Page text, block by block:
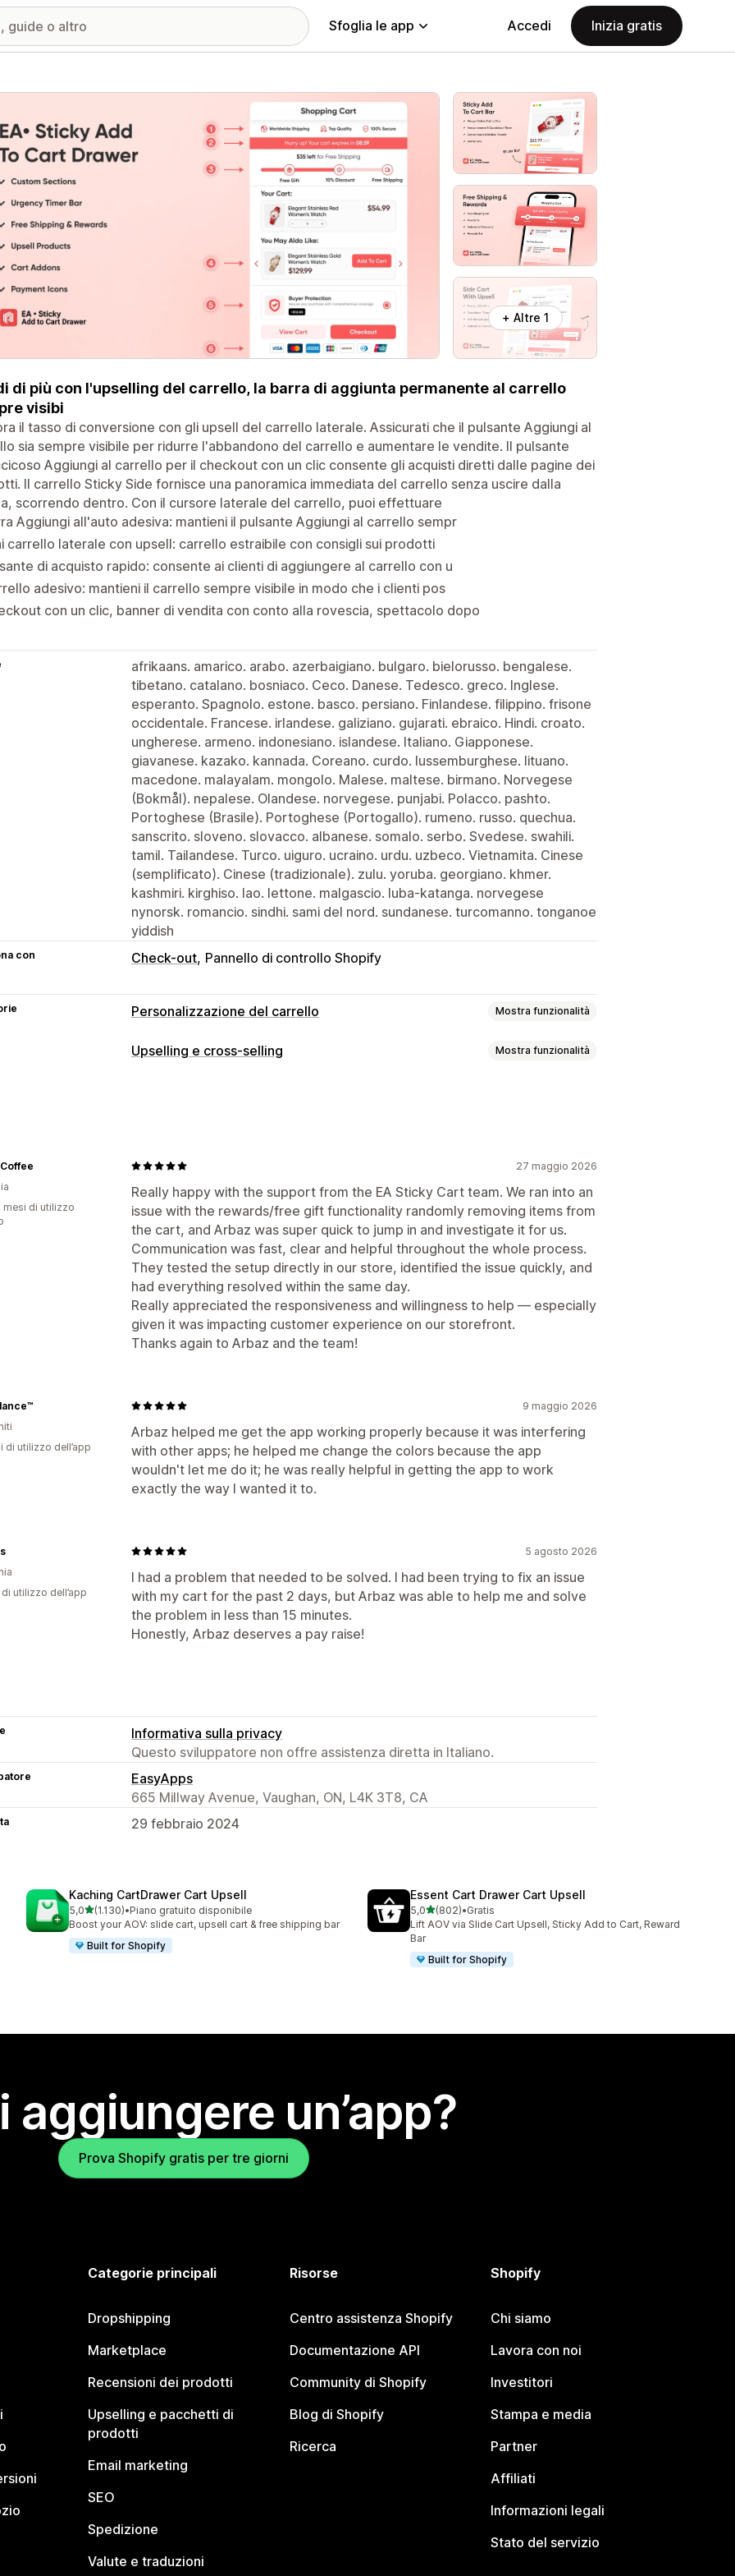
Sfoglia le app Accedi Inizia gratis
immagini in evidenza
+ Altre 1
di più con l'upselling del carrello, la barra di aggiunta permanente al carrello
visibi
il tasso di conversione con gli upsell del carrello laterale. Assicurati che il pulsante Aggiungi al
sia sempre visibile per ridurre l'abbandono del carrello e aumentare le vendite. Il pulsante
Aggiungi al carrello per il checkout con un clic consente gli acquisti diretti dalle pagine dei
Il carrello Sticky Side fornisce una panoramica immediata del carrello senza uscire dalla
scorrendo dentro. Con il cursore laterale del carrello, puoi effettuare
Aggiungi all'auto adesiva: mantieni il pulsante Aggiungi al carrello sempr
carrello laterale con upsell: carrello estraibile con consigli sui prodotti
di acquisto rapido: consente ai clienti di aggiungere al carrello con u
adesivo: mantieni il carrello sempre visibile in modo che i clienti pos
con un clic, banner di vendita con conto alla rovescia, spettacolo dopo
afrikaans. amarico. arabo. azerbaigiano. bulgaro. bielorusso. bengalese.
tibetano. catalano. bosniaco. Ceco. Danese. Tedesco. greco. Inglese.
esperanto. Spagnolo. estone. basco. persiano. Finlandese. filippino. frisone
occidentale. Francese. irlandese. galiziano. gujarati. ebraico. Hindi. croato.
ungherese. armeno. indonesiano. islandese. Italiano. Giapponese.
giavanese. kazako. kannada. Coreano. curdo. lussemburghese. lituano.
macedone. malayalam. mongolo. Malese. maltese. birmano. Norvegese
(Bokmål). nepalese. Olandese. norvegese. punjabi. Polacco. pashto.
Portoghese (Brasile). Portoghese (Portogallo). rumeno. russo. quechua.
sanscrito. sloveno. slovacco. albanese. somalo. serbo. Svedese. swahili.
tamil. Tailandese. Turco. uiguro. ucraino. urdu. uzbeco. Vietnamita. Cinese
(semplificato). Cinese (tradizionale). zulu. yoruba. georgiano. khmer.
kashmiri. kirghiso. lao. lettone. malgascio. luba-katanga. norvegese
nynorsk. romancio. sindhi. sami del nord. sundanese. turcomanno. tonganoe
yiddish
con Check-out Pannello di controllo Shopify
Personalizzazione del carrello Mostra funzionalità
Visualizzazione del carrello
Upselling
Prodotti consigliati Più compri, più risparmi Spedizione gratuita
Spesso acquistati insieme
Barra di spedizione Riscatto dei premi
Premi progressivi Costi aggiuntivi Omaggi Sconti in blocco
Personalizzazione del check-out
Note personalizzate Donazioni Sconti automatici
Regole per le modalità di spedizione Regole per i metodi di pagamento
Nascondi il check-out rapido
Vai al check-out
Upselling e cross-selling Mostra funzionalità
HTML personalizzato
Editor drag-and-drop
Multivaluta Multilingua Regole personalizzate
Offerte e raccomandazioni
Protezione della spedizione Omaggi Spedizione gratuita
Componenti aggiuntivi del prodotto Prodotti consigliati
Spesso acquistati insieme
Scaglioni di quantità
Sconti sui volumi
Sconti progressivi Raccomandazioni tramite IA
Elaborazione prioritaria
Analisi
27 maggio 2026
Really happy with the support from the EA Sticky Cart team. We ran into an
issue with the rewards/free gift functionality randomly removing items from
the cart, and Arbaz was super quick to jump in and investigate it for us.
Communication was fast, clear and helpful throughout the whole process.
They tested the setup directly in our store, identified the issue quickly, and
had everything resolved within the same day.
Really appreciated the responsiveness and willingness to help — especially
given it was impacting customer experience on our storefront.
Thanks again to Arbaz and the team!
mesi di utilizzo
9 maggio 2026
Arbaz helped me get the app working properly because it was interfering
with other apps; he helped me change the colors because the app
wouldn't let me do it; he was really helpful in getting the app to work
exactly the way I wanted it to.
di utilizzo dell’app
5 agosto 2026
I had a problem that needed to be solved. I had been trying to fix an issue
with my cart for the past 2 days, but Arbaz was able to help me and solve
the problem in less than 15 minutes.
Honestly, Arbaz deserves a pay raise!
utilizzo dell’app
Informativa sulla privacy
Questo sviluppatore non offre assistenza diretta in Italiano.
EasyApps
665 Millway Avenue, Vaughan, ON, L4K 3T8, CA
29 febbraio 2024
Kaching CartDrawer Cart Upsell
5,0stelle su 5
(1.130)
1130 recensioni totali
•Piano gratuito disponibile
Boost your AOV: slide cart, upsell cart & free shipping bar
Built for Shopify
Essent Cart Drawer Cart Upsell
5,0stelle su 5
(802)
802 recensioni totali
•Gratis
Lift AOV via Slide Cart Upsell, Sticky Add to Cart, Reward
Bar
Built for Shopify
aggiungere un’app?
Prova Shopify gratis per tre giorni
Categorie principali
Dropshipping
Marketplace
Recensioni dei prodotti
Upselling e pacchetti di
prodotti
Email marketing
SEO
Spedizione
Valute e traduzioni
Risorse
Centro assistenza Shopify
Documentazione API
Community di Shopify
Blog di Shopify
Ricerca
Shopify
Chi siamo
Lavora con noi
Investitori
Stampa e media
Partner
Affiliati
Informazioni legali
Stato del servizio